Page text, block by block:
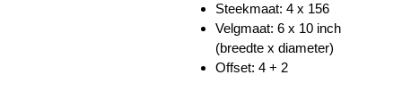
Steekmaat: 4 x 156
Velgmaat: 6 x 10 inch
(breedte x diameter)
Offset: 4 + 2